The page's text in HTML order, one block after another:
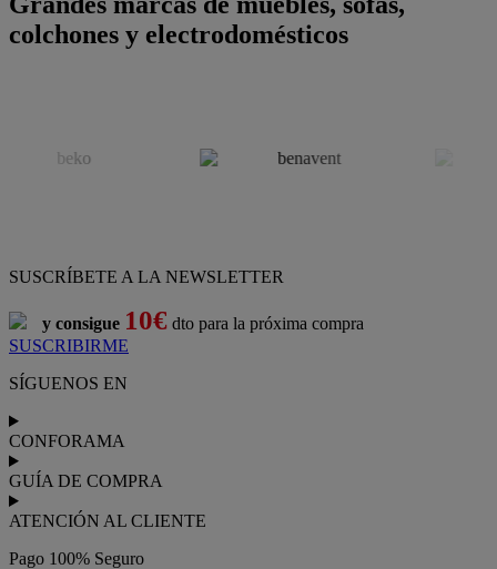
colchones y electrodomésticos
SUSCRÍBETE A LA NEWSLETTER
y consigue 10€ dto para la próxima compra
SUSCRIBIRME
SÍGUENOS EN
CONFORAMA
GUÍA DE COMPRA
ATENCIÓN AL CLIENTE
Pago 100% Seguro